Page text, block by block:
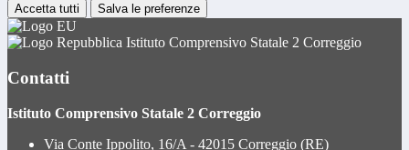
Accetta tutti Salva le preferenze
Istituto Comprensivo Statale 2 Correggio
Contatti
Istituto Comprensivo Statale 2 Correggio
Via Conte Ippolito, 16/A - 42015 Correggio (RE)